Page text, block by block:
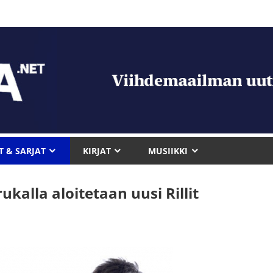
& SARJAT KIRJAT MUSIIKKI
aloitetaan uusi Rillit